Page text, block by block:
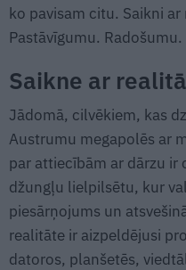
ko pavisam citu. Saikni
Pastāvīgumu. Radošumu.
Saikne ar
Jādomā, cilvēkiem, kas
Austrumu megapolēs ar
par attiecībām ar dārzu ir
džungļu lielpilsētu, kur
piesārņojums un
realitāte ir aizpeldējusi
datoros, planšetēs,